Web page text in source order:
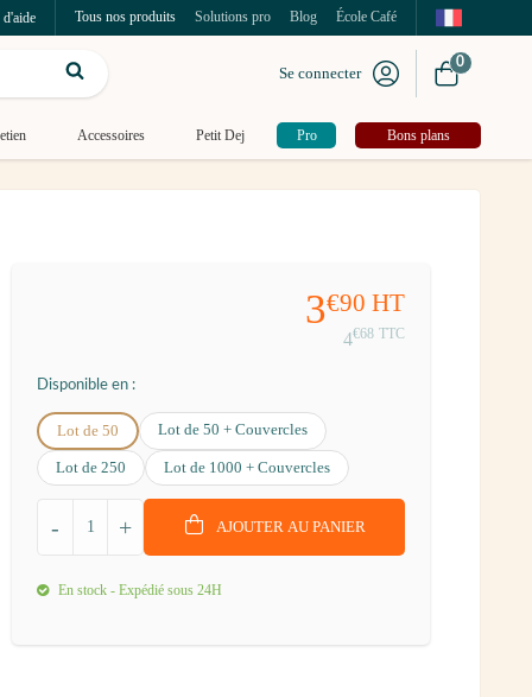
Tous nos produits Solutions pro Blog École Café
Se connecter
0
Accessoires Petit Dej Pro Bons plans
3€90 HT
4€68 TTC
Disponible en :
Lot de 50 Lot de 50 + Couvercles
Lot de 250 Lot de 1000 + Couvercles
+
- AJOUTER AU PANIER
En stock - Expédié sous 24H